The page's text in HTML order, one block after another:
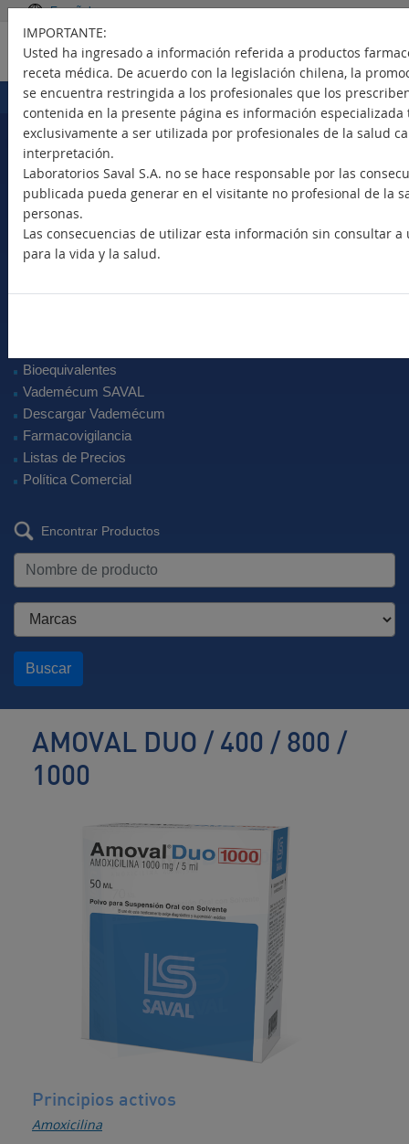
Español
Portada > Productos
Seleccione su país
Bioequivalentes
Vademécum SAVAL
Descargar Vademécum
Farmacovigilancia
Listas de Precios
Política Comercial
Encontrar Productos
Buscar
IMPORTANTE:
Usted ha ingresado a información referida a productos
receta médica. De acuerdo con la legislación chilena, la
se encuentra restringida a los profesionales que los
contenida en la presente página es información
exclusivamente a ser utilizada por profesionales de la salud
interpretación.
Laboratorios Saval S.A. no se hace responsable por las
publicada pueda generar en el visitante no profesional de la
personas.
Las consecuencias de utilizar esta información sin consultar
para la vida y la salud.
AMOVAL DUO / 400 / 800 /
1000
Antibiótico
Principios activos
Amoxicilina